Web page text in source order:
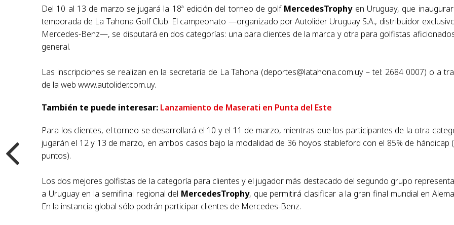
Del 10 al 13 de marzo se jugará la 18ª edición del torneo de golf MercedesTrophyen Uruguay, que
temporada de La Tahona Golf Club. El campeonato —organizado por Autolider Uruguay S.A., distribuidor
Mercedes-Benz—, se disputará en dos categorías: una para clientes de la marca y otra para golfistas
general.
Las inscripciones se realizan en la secretaría de La Tahona (deportes@latahona.com.uy – tel: 2684 0007) o a
de la web www.autolider.com.uy.
También te puede interesar: Lanzamiento de Maserati en Punta del Este
Para los clientes, el torneo se desarrollará el 10 y el 11 de marzo, mientras que los participantes de la otra
jugarán el 12 y 13 de marzo, en ambos casos bajo la modalidad de 36 hoyos stableford con el 85% de hándicap
puntos).
Los dos mejores golfistas de la categoría para clientes y el jugador más destacado del segundo grupo
a Uruguay en la semifinal regional del MercedesTrophy, que permitirá clasificar a la gran final mundial en
En la instancia global sólo podrán participar clientes de Mercedes-Benz.